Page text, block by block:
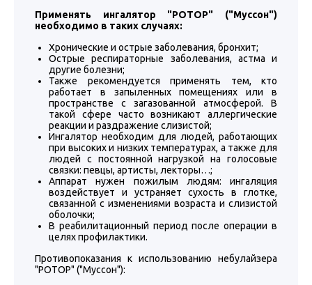
Применять ингалятор "РОТОР" ("Муссон")
необходимо в таких случаях:
Хронические и острые заболевания, бронхит;
Острые респираторные заболевания, астма и
другие болезни;
Также рекомендуется применять тем, кто
работает в запыленных помещениях или в
пространстве с загазованной атмосферой. В
такой сфере часто возникают аллергические
реакции и раздражение слизистой;
Ингалятор необходим для людей, работающих
при высоких и низких температурах, а также для
людей с постоянной нагрузкой на голосовые
связки: певцы, артисты, лекторы…;
Аппарат нужен пожилым людям: ингаляция
воздействует и устраняет сухость в глотке,
связанной с изменениями возраста и слизистой
оболочки;
В реабилитационный период после операции в
целях профилактики.
Противопоказания к использованию небулайзера
"РОТОР" ("Муссон"):